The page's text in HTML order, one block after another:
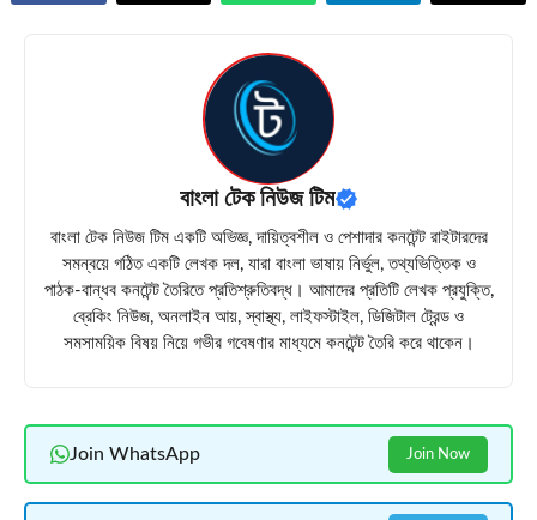
বাংলা টেক নিউজ টিম
বাংলা টেক নিউজ টিম একটি অভিজ্ঞ, দায়িত্বশীল ও পেশাদার কনটেন্ট রাইটারদের
সমন্বয়ে গঠিত একটি লেখক দল, যারা বাংলা ভাষায় নির্ভুল, তথ্যভিত্তিক ও
পাঠক-বান্ধব কনটেন্ট তৈরিতে প্রতিশ্রুতিবদ্ধ। আমাদের প্রতিটি লেখক প্রযুক্তি,
ব্রেকিং নিউজ, অনলাইন আয়, স্বাস্থ্য, লাইফস্টাইল, ডিজিটাল ট্রেন্ড ও
সমসাময়িক বিষয় নিয়ে গভীর গবেষণার মাধ্যমে কনটেন্ট তৈরি করে থাকেন।
Join WhatsApp Join Now